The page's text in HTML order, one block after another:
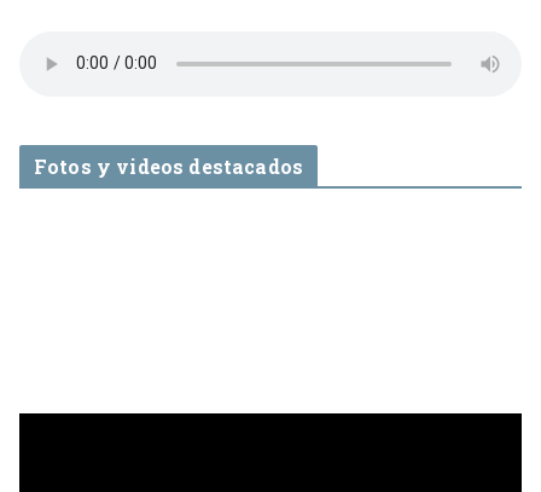
Fotos y videos destacados